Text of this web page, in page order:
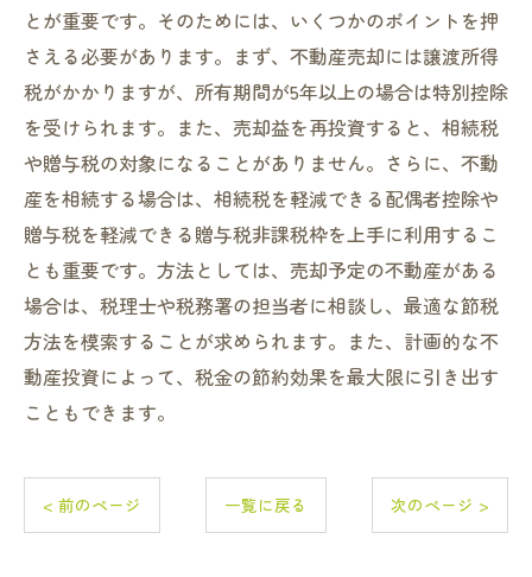
とが重要です。そのためには、いくつかのポイントを押
さえる必要があります。まず、不動産売却には譲渡所得
税がかかりますが、所有期間が5年以上の場合は特別控除
を受けられます。また、売却益を再投資すると、相続税
や贈与税の対象になることがありません。さらに、不動
産を相続する場合は、相続税を軽減できる配偶者控除や
贈与税を軽減できる贈与税非課税枠を上手に利用するこ
とも重要です。方法としては、売却予定の不動産がある
場合は、税理士や税務署の担当者に相談し、最適な節税
方法を模索することが求められます。また、計画的な不
動産投資によって、税金の節約効果を最大限に引き出す
こともできます。
< 前のページ 一覧に戻る 次のページ >